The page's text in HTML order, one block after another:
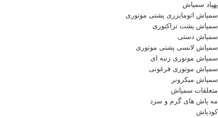
پهپاد سمپاش
سمپاش اتومایزری پشتی موتوری
سمپاش پشت تراکتوری
سمپاش دستی
سمپاش لانسی پشتی موتوری
سمپاش موتوری زنبه ای
سمپاش موتوری فرغونی
سمپاش میکرونر
متعلقات سمپاش
مه پاش های گرم و سرد
کودپاش